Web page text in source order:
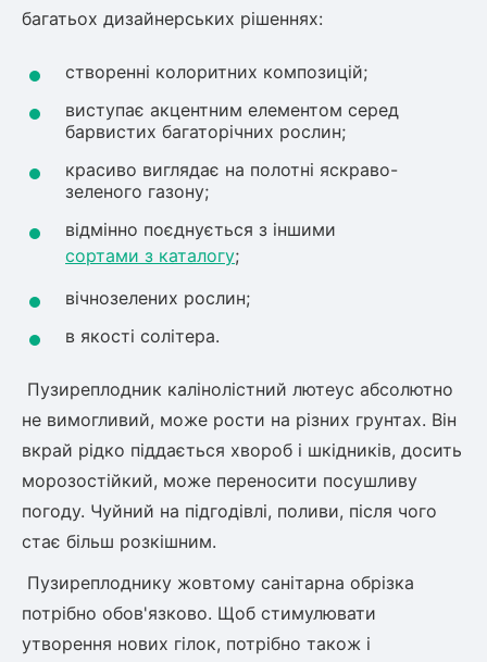
багатьох дизайнерських рішеннях:
створенні колоритних композицій;
виступає акцентним елементом серед
барвистих багаторічних рослин;
красиво виглядає на полотні яскраво-
зеленого газону;
відмінно поєднується з іншими
сортами з каталогу;
вічнозелених рослин;
в якості солітера.
Пузиреплодник калінолістний лютеус абсолютно
не вимогливий, може рости на різних грунтах. Він
вкрай рідко піддається хвороб і шкідників, досить
морозостійкий, може переносити посушливу
погоду. Чуйний на підгодівлі, поливи, після чого
стає більш розкішним.
Пузиреплоднику жовтому санітарна обрізка
потрібно обов'язково. Щоб стимулювати
утворення нових гілок, потрібно також і